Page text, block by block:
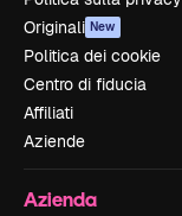
Originali New
Politica dei cookie
Centro di fiducia
Affiliati
Aziende
Azienda